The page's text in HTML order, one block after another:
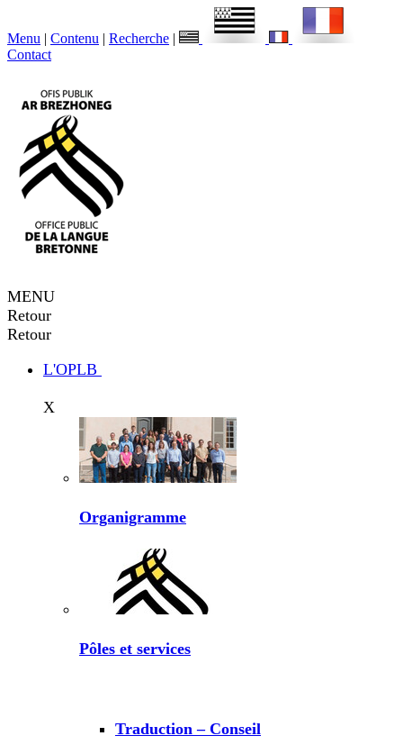
Menu | Contenu | Recherche |
Contact
MENU
Retour
Retour
L'OPLB
X
Organigramme
Pôles et services
Traduction – Conseil